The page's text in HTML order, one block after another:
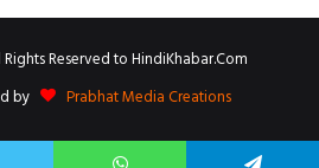
Reserved to HindiKhabar.Com
by
Prabhat Media Creations